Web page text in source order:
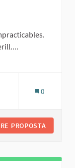
en planificació
0
PROPOSTA